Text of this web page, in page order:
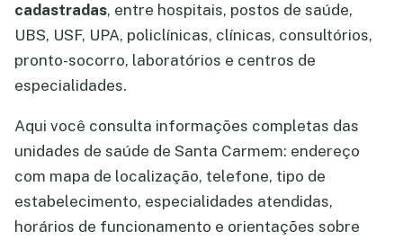
cadastradas, entre hospitais, postos de saúde,
UBS, USF, UPA, policlínicas, clínicas, consultórios,
pronto-socorro, laboratórios e centros de
especialidades.
Aqui você consulta informações completas das
unidades de saúde de Santa Carmem: endereço
com mapa de localização, telefone, tipo de
estabelecimento, especialidades atendidas,
horários de funcionamento e orientações sobre